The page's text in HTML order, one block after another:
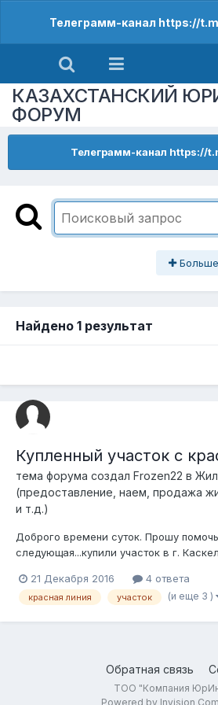
Телеграмм-канал https://
КАЗАХСТАНСКИЙ
ФОРУМ
Телеграмм-канал https://
Больше
Найдено 1 результат
Купленный участок с
тема форума создал Frozen22 в
(предоставление, наем, продажа
и т.д.)
Доброго времени суток. Прошу
следующая...купили участок в г.
делает разрешение на строительство
тд...вообщем залили фундамент,а
21 Декабря 2016 4 ответа
красная линия участок (и еще 3 )
Обратная связь
ТОО "Компания
Powered by Invision